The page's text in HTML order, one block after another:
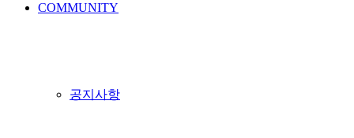
COMMUNITY
공지사항